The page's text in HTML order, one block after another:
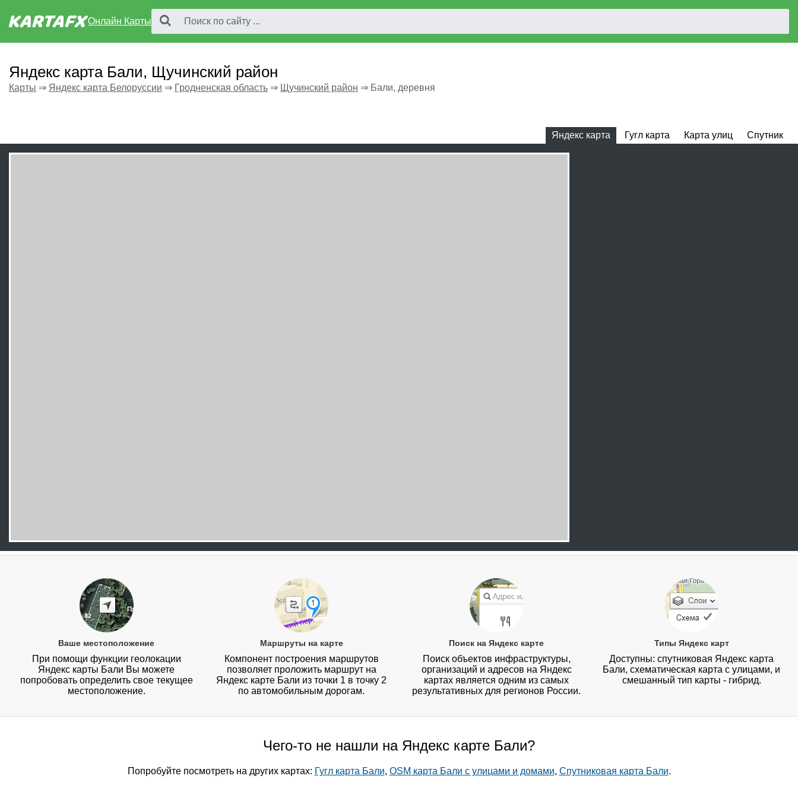
Онлайн Карты
Яндекс карта Бали, Щучинский район
Карты ⇒ Яндекс карта Белоруссии ⇒ Гродненская область ⇒ Щучинский район ⇒ Бали, деревня
Яндекс карта Гугл карта Карта улиц Спутник
Ваше местоположение
При помощи функции геолокации
Яндекс карты Бали Вы можете
попробовать определить свое текущее
местоположение.
Маршруты на карте
Компонент построения маршрутов
позволяет проложить маршрут на
Яндекс карте Бали из точки 1 в точку 2
по автомобильным дорогам.
Поиск на Яндекс карте
Поиск объектов инфраструктуры,
организаций и адресов на Яндекс
картах является одним из самых
результативных для регионов России.
Типы Яндекс карт
Доступны: спутниковая Яндекс карта
Бали, схематическая карта с улицами, и
смешанный тип карты - гибрид.
Чего-то не нашли на Яндекс карте Бали?
Попробуйте посмотреть на других картах: Гугл карта Бали, OSM карта Бали с улицами и домами, Спутниковая карта Бали.